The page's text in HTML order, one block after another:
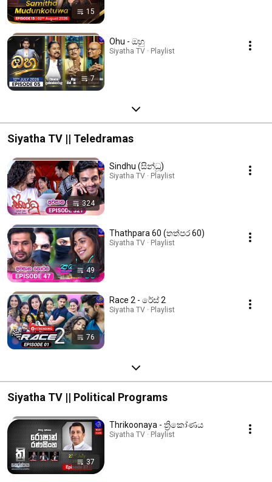
15
7
Ohu - ඔහු
Siyatha TV · Playlist
Siyatha TV || Teledramas
324
Sindhu (සින්ධූ)
Siyatha TV · Playlist
49
Thathpara 60 (තත්පර 60)
Siyatha TV · Playlist
76
Race 2 - රේස් 2
Siyatha TV · Playlist
Siyatha TV || Political Programs
37
Thrikoonaya - ත්‍රිකෝණය
Siyatha TV · Playlist